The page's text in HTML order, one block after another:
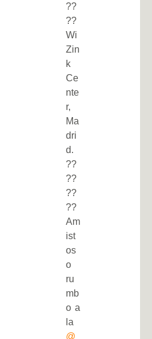
??
??
Wi
Zin
k
Ce
nte
r,
Ma
dri
d.
??
??
??
??
Am
ist
os
o
ru
mb
o a
la
@